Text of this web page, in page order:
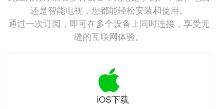
还是智能电视，您都能轻松安装和使用。
通过一次订阅，即可在多个设备上同时连接，享受无
缝的互联网体验。
iOS下载